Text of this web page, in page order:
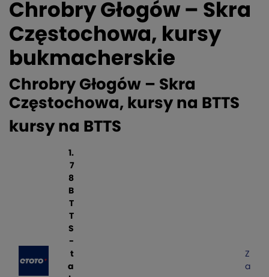
Chrobry Głogów – Skra
Częstochowa, kursy
bukmacherskie
Chrobry Głogów – Skra
Częstochowa, kursy na BTTS
kursy na BTTS
1.
7
8
B
T
T
S
-
t
a
Z
a